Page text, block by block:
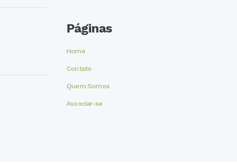
Páginas
Home
Contato
Quem Somos
Associar-se